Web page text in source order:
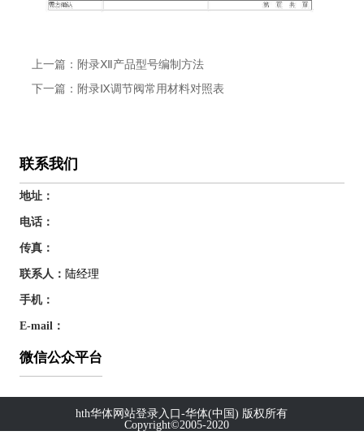
上一篇： 附录Ⅻ产品型号编制方法
下一篇： 附录Ⅸ调节阀常用材料对照表
联系我们
地址：
电话：
传真：
联系人： 陆经理
手机：
E-mail：
微信公众平台
hth华体网站登录入口-华体(中国) 版权所有
Copyright©2005-2020